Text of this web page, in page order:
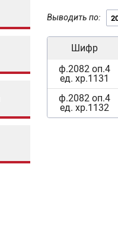
Выводить по:
Шифр
ф.2082 оп.4
ед. хр.1131
ф.2082 оп.4
ед. хр.1132